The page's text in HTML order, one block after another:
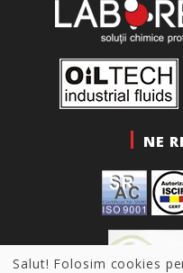
NE
Salut! Folosim cookies